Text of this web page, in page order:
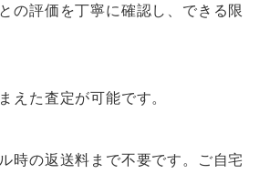
の評価を丁寧に確認し、できる限
えた査定が可能です。
時の返送料まで不要です。ご自宅